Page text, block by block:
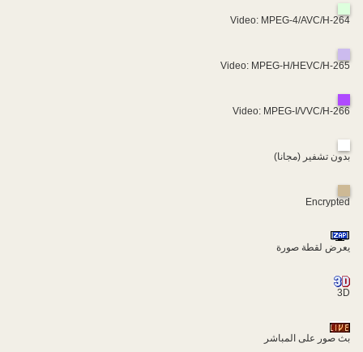
Video: MPEG-4/AVC/H-264
Video: MPEG-H/HEVC/H-265
Video: MPEG-I/VVC/H-266
بدون تشفير (مجانا)
Encrypted
يعرض لقطة صورة
3D
بث صور على المباشر